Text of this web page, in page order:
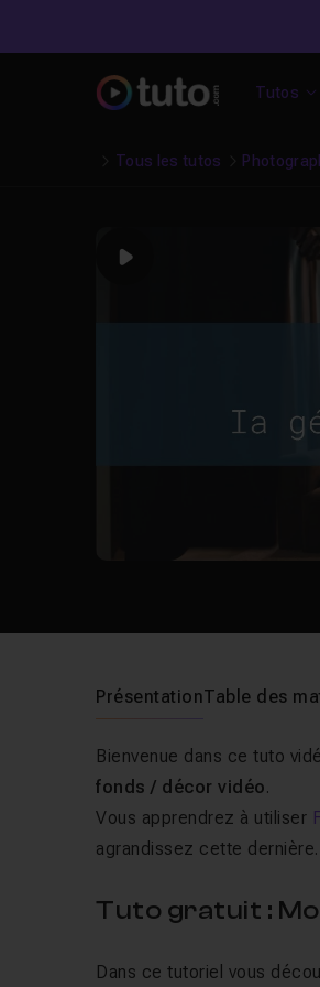
Tutos
Tous les tutos
Play
PrésentationTable des
Bienvenue dans ce tuto
fonds / décor vidéo.
Vous apprendrez à utiliser
agrandissez cette dernière.
Tuto gratuit :
Dans ce tutoriel vous